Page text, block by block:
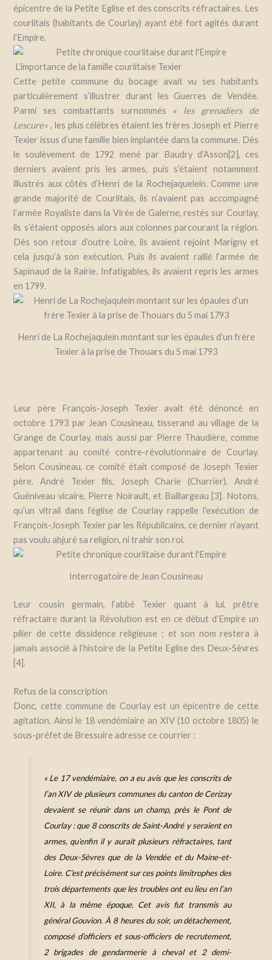
épicentre de la Petite Eglise et des conscrits réfractaires. Les
courlitais (habitants de Courlay) ayant été fort agités durant
l’Empire.
L’importance de la famille courlitaise Texier
Cette petite commune du bocage avait vu ses habitants
particulièrement s’illustrer durant les Guerres de Vendée.
Parmi ses combattants surnommés « les grenadiers de
Lescure«, les plus célèbres étaient les frères Joseph et Pierre
Texier issus d’une famille bien implantée dans la commune. Dès
le soulèvement de 1792 mené par Baudry d’Asson[2], ces
derniers avaient pris les armes, puis s’étaient notamment
illustrés aux côtés d’Henri de la Rochejaquelein. Comme une
grande majorité de Courlitais, ils n’avaient pas accompagné
l’armée Royaliste dans la Virée de Galerne, restés sur Courlay,
ils s’étaient opposés alors aux colonnes parcourant la région.
Dès son retour d’outre Loire, ils avaient rejoint Marigny et
cela jusqu’à son exécution. Puis ils avaient rallié l’armée de
Sapinaud de la Rairie. Infatigables, ils avaient repris les armes
en 1799.
Henri de La Rochejaqulein montant sur les épaules d’un frère
Texier à la prise de Thouars du 5 mai 1793
Leur père François-Joseph Texier avait été dénoncé en
octobre 1793 par Jean Cousineau, tisserand au village de la
Grange de Courlay, mais aussi par Pierre Thaudière, comme
appartenant au comité contre-révolutionnaire de Courlay.
Selon Cousineau, ce comité était composé de Joseph Texier
père, André Texier fils, Joseph Charie (Charrier), André
Guéniveau vicaire, Pierre Noirault, et Baillargeau [3]. Notons,
qu’un vitrail dans l’église de Courlay rappelle l’exécution de
François-Joseph Texier par les Républicains, ce dernier n’ayant
pas voulu abjuré sa religion, ni trahir son roi.
Interrogatoire de Jean Cousineau
Leur cousin germain, l’abbé Texier quant à lui, prêtre
réfractaire durant la Révolution est en ce début d’Empire un
pilier de cette dissidence religieuse ; et son nom restera à
jamais associé à l’histoire de la Petite Eglise des Deux-Sèvres
[4].
Refus de la conscription
Donc, cette commune de Courlay est un épicentre de cette
agitation. Ainsi le 18 vendémiaire an XIV (10 octobre 1805) le
sous-préfet de Bressuire adresse ce courrier :
« Le 17 vendémiaire, on a eu avis que les conscrits de
l’an XIV de plusieurs communes du canton de Cerizay
devaient se réunir dans un champ, près le Pont de
Courlay : que 8 conscrits de Saint-André y seraient en
armes, qu’enfin il y aurait plusieurs réfractaires, tant
des Deux-Sèvres que de la Vendée et du Maine-et-
Loire. C’est précisément sur ces points limitrophes des
trois départements que les troubles ont eu lieu en l’an
XII, à la même époque. Cet avis fut transmis au
général Gouvion. À 8 heures du soir, un détachement,
composé d’officiers et sous-officiers de recrutement,
2 brigades de gendarmerie à cheval et 2 demi-